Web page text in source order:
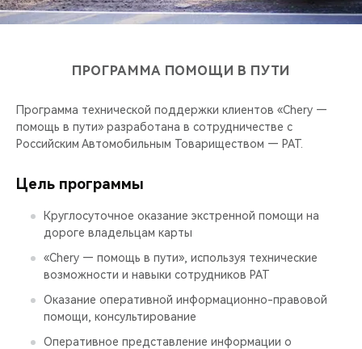
ВИДЕООБЗОРЫ
ПРОГРАММА ПОМОЩИ В ПУТИ
Программа технической поддержки клиентов «Chery —
помощь в пути» разработана в сотрудничестве с
Российским Автомобильным Товариществом — РАТ.
Цель программы
Круглосуточное оказание экстренной помощи на
дороге владельцам карты
«Chery — помощь в пути», используя технические
возможности и навыки сотрудников РАТ
Оказание оперативной информационно-правовой
помощи, консультирование
Оперативное представление информации о